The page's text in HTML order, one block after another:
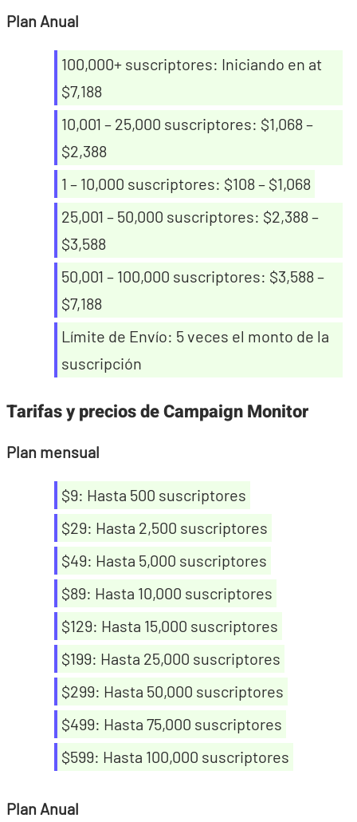
Plan Anual
100,000+ suscriptores: Iniciando en at
$7,188
10,001 – 25,000 suscriptores: $1,068 –
$2,388
1 – 10,000 suscriptores: $108 – $1,068
25,001 – 50,000 suscriptores: $2,388 –
$3,588
50,001 – 100,000 suscriptores: $3,588 –
$7,188
Límite de Envío: 5 veces el monto de la
suscripción
Tarifas y precios de Campaign Monitor
Plan mensual
$9: Hasta 500 suscriptores
$29: Hasta 2,500 suscriptores
$49: Hasta 5,000 suscriptores
$89: Hasta 10,000 suscriptores
$129: Hasta 15,000 suscriptores
$199: Hasta 25,000 suscriptores
$299: Hasta 50,000 suscriptores
$499: Hasta 75,000 suscriptores
$599: Hasta 100,000 suscriptores
Plan Anual